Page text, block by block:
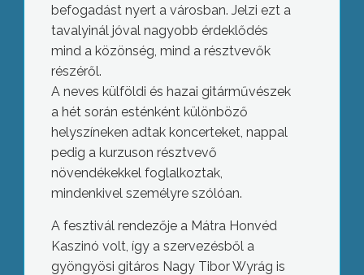
befogadást nyert a városban. Jelzi ezt a
tavalyinál jóval nagyobb érdeklődés
mind a közönség, mind a résztvevők
részéről.
A neves külföldi és hazai gitárművészek
a hét során esténként különböző
helyszíneken adtak koncerteket, nappal
pedig a kurzuson résztvevő
növendékekkel foglalkoztak,
mindenkivel személyre szólóan.
A fesztivál rendezője a Mátra Honvéd
Kaszinó volt, így a szervezésből a
gyöngyösi gitáros Nagy Tibor Wyrág is